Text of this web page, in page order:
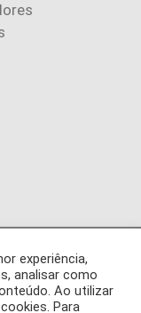
Todos os direitos
exclusivamente a
experiência,
analisar como
Ao utilizar
Para